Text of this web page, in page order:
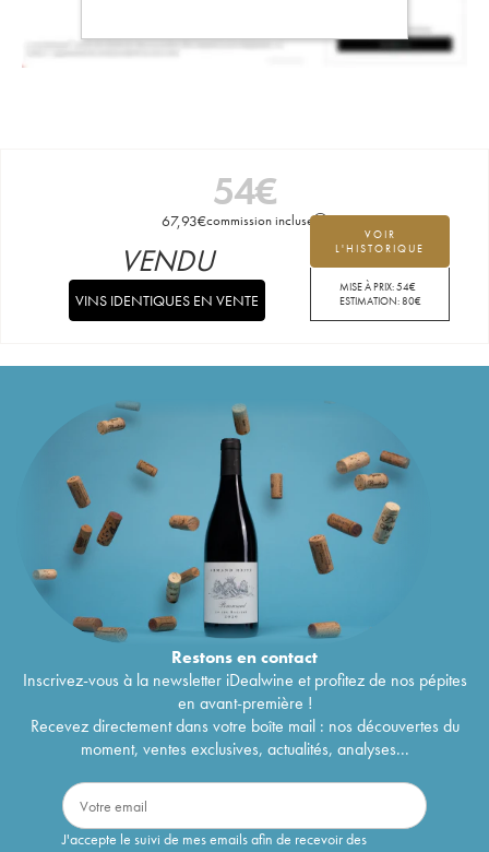
54€
67,93€commission incluse
VOIR
L'HISTORIQUE
MISE À PRIX:54€
ESTIMATION:80€
VENDU
VINS IDENTIQUES EN VENTE
Restons encontact
Inscrivez-vous à la newsletter iDealwine et profitez de nos pépites
en avant-première !
Recevez directement dans votre boîte mail : nos découvertes du
moment, ventes exclusives, actualités, analyses...
J'accepte le suivi de mes emails afin de recevoir des